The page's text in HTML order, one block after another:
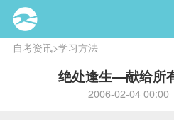
自考资讯>学习方法
绝处逢生—献给所
2006-02-04